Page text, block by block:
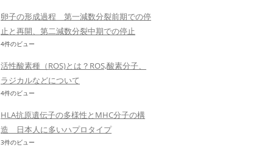
卵子の形成過程 第一減数分裂前期での停
止と再開、第二減数分裂中期での停止
4件のビュー
活性酸素種（ROS)とは？ROS,酸素分子、
ラジカルなどについて
4件のビュー
HLA抗原遺伝子の多様性とMHC分子の構
造 日本人に多いハプロタイプ
3件のビュー